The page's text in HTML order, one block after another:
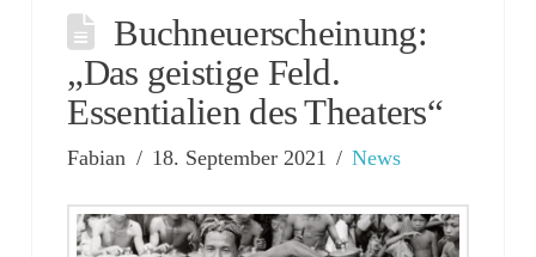
Buchneuerscheinung:
„Das geistige Feld.
Essentialien des Theaters“
Fabian 18. September 2021 News